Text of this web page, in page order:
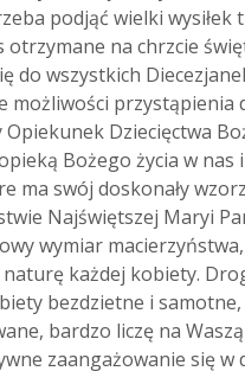
podjąć wielki wysiłek
otrzymane na chrzcie
do wszystkich
możliwości przystąpienia
Dziecięctwa
Bożego życia w nas
ma swój doskonały
Najświętszej Maryi
wymiar
każdej kobiety.
bezdzietne i
bardzo liczę na
zaangażowanie się w